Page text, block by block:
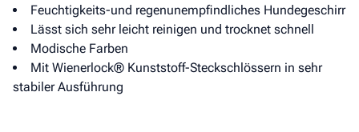
Feuchtigkeits-und regenunempfindliches Hundegeschirr
Lässt sich sehr leicht reinigen und trocknet schnell
Modische Farben
Mit Wienerlock® Kunststoff-Steckschlössern in sehr
stabiler Ausführung